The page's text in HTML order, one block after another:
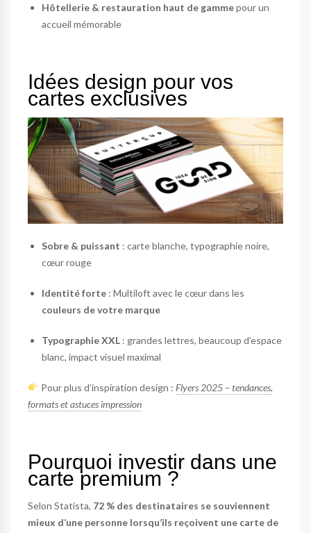
Hôtellerie & restauration haut de gammepour un
accueil mémorable
Idées design pour vos
cartes exclusives
Sobre & puissant : carte blanche, typographie noire,
cœur rouge
Identité forte : Multiloft avec le cœur dans les
couleurs de votre marque
Typographie XXL : grandes lettres, beaucoup d’espace
blanc, impact visuel maximal
Pour plus d’inspiration design : Flyers 2025 – tendances,
formats et astuces impression
Pourquoi investir dans une
carte premium ?
Selon Statista, 72 % des destinataires se souviennent
mieux d’une personne lorsqu’ils reçoivent une carte de